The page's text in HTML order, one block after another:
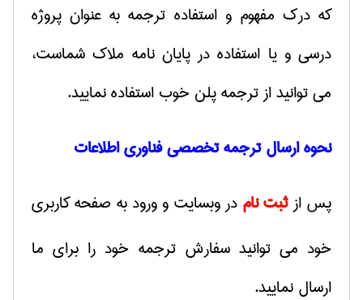
که درک مفهوم و استفاده ترجمه به عنوان پروژه
درسی و یا استفاده در پایان نامه ملاک شماست،
می توانید از ترجمه پلن خوب استفاده نمایید.
نحوه ارسال ترجمه تخصصی فناوری اطلاعات
پس ازثبت نام در وبسایت و ورود به صفحه کاربری
خود می توانید سفارش ترجمه خود را برای ما
ارسال نمایید.